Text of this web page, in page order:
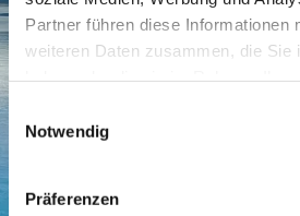
Partner führen diese Informationen
weiteren Daten zusammen, die Sie
Notwendig
Präferenzen
Sowohl wegen des Werts
Traditionen als auch
Veranstaltungen, die in
Moment des Jahres